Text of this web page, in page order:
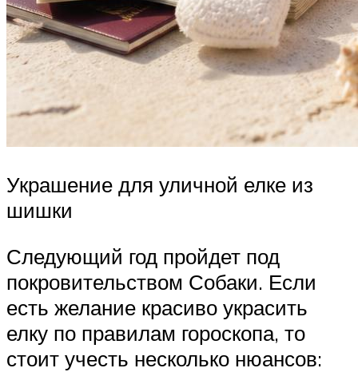
Украшение для уличной елке из
шишки
Следующий год пройдет под
покровительством Собаки. Если
есть желание красиво украсить
елку по правилам гороскопа, то
стоит учесть несколько нюансов: